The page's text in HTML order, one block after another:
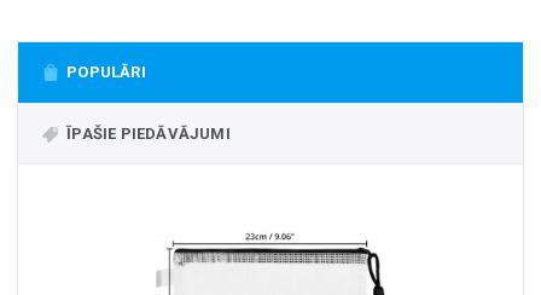
+
CITS
+
DĀRZA TEHNIKA
POPULĀRI
ĪPAŠIE PIEDĀVĀJUMI